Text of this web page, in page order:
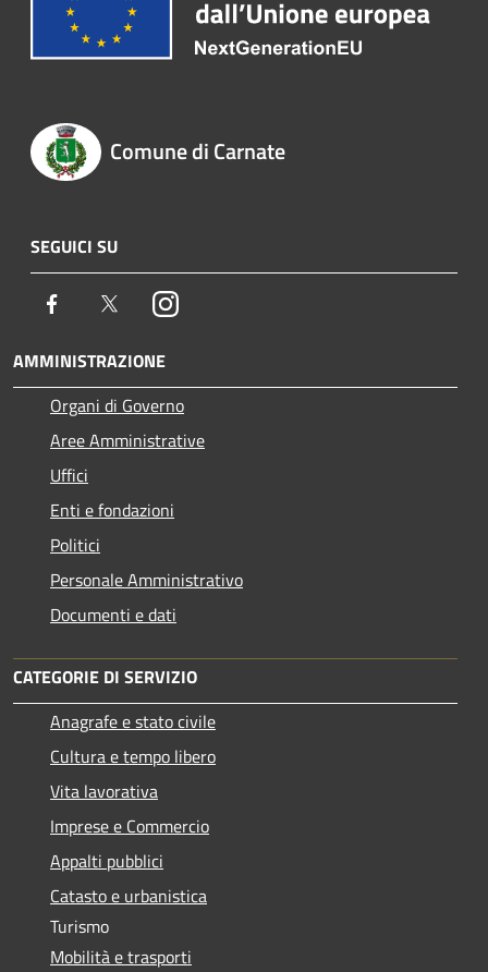
Comune di Carnate
SEGUICI SU
Facebook TwitterInstagram
AMMINISTRAZIONE
Organi di Governo
Aree Amministrative
Uffici
Enti e fondazioni
Politici
Personale Amministrativo
Documenti e dati
CATEGORIE DI SERVIZIO
Anagrafe e stato civile
Cultura e tempo libero
Vita lavorativa
Imprese e Commercio
Appalti pubblici
Catasto e urbanistica
Turismo
Mobilità e trasporti